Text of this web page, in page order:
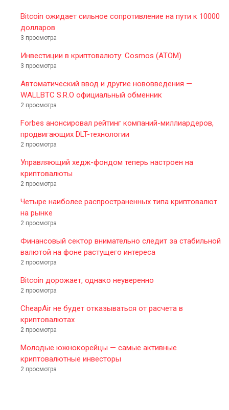
Bitcoin ожидает сильное сопротивление на пути к 10000
долларов
3 просмотра
Инвестиции в криптовалюту: Cosmos (ATOM)
3 просмотра
Автоматический ввод и другие нововведения —
WALLBTC S.R.O официальный обменник
2 просмотра
Forbes анонсировал рейтинг компаний-миллиардеров,
продвигающих DLT-технологии
2 просмотра
Управляющий хедж-фондом теперь настроен на
криптовалюты
2 просмотра
Четыре наиболее распространенных типа криптовалют
на рынке
2 просмотра
Финансовый сектор внимательно следит за стабильной
валютой на фоне растущего интереса
2 просмотра
Bitcoin дорожает, однако неуверенно
2 просмотра
CheapAir не будет отказываться от расчета в
криптовалютах
2 просмотра
Молодые южнокорейцы — самые активные
криптовалютные инвесторы
2 просмотра